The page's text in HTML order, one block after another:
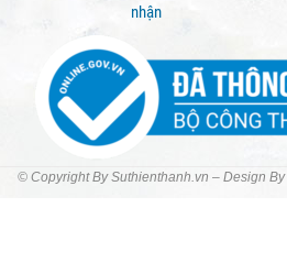
nhận
© Copyright By Suthienthanh.vn – Design By